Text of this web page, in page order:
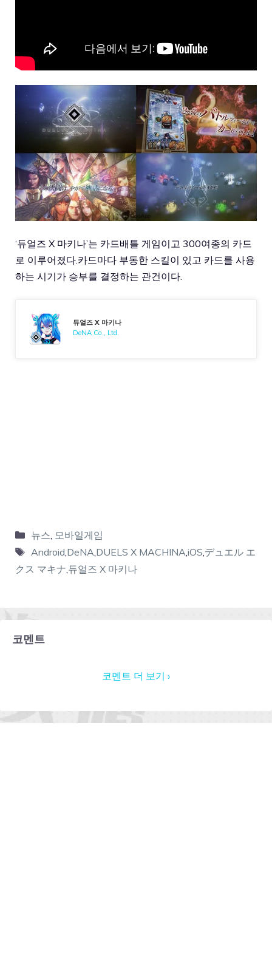
‘듀얼즈 X 마키나’는 카드배틀 게임이고 300여종의 카드
로 이루어졌다.카드마다 부동한 스킬이 있고 카드를 사용
하는 시기가 승부를 결정하는 관건이다.
듀얼즈 X 마키나
DeNA Co., Ltd.
뉴스 모바일게임
Android DeNA DUELS X MACHINA iOS デュエル エ
クス マキナ 듀얼즈 X 마키나
코멘트
코멘트 더 보기 ›